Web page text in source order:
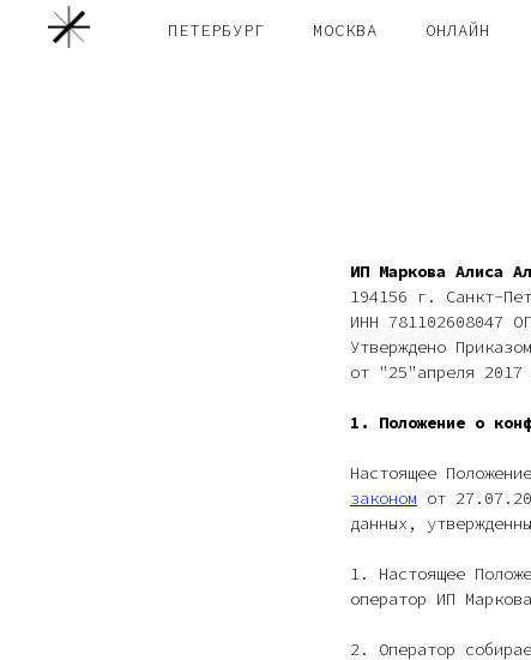
ПЕТЕРБУРГ МОСКВА ОНЛАЙН
ИП Маркова Алиса
194156 г. Санкт-
ИНН 781102608047
Утверждено
от "25"апреля
1. Положение о
Настоящее
законом от
данных,
1. Настоящее
оператор ИП
2. Оператор